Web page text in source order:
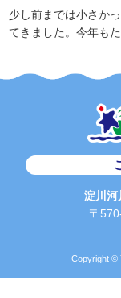
少し前までは小さか
てきました。今年も
淀川
〒
Copyright ©